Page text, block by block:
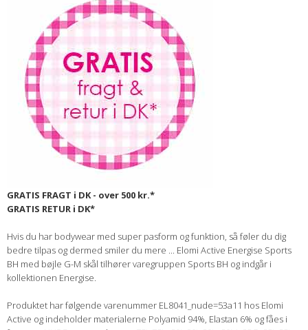
GRATIS FRAGT i DK - over 500 kr.*
GRATIS RETUR i DK*
Hvis du har bodywear med super pasform og funktion, så føler du dig
bedre tilpas og dermed smiler du mere ... Elomi Active Energise Sports
BH med bøjle G-M skål tilhører varegruppen Sports BH og indgår i
kollektionen Energise.
Produktet har følgende varenummer EL8041_nude=53a11 hos Elomi
Active og indeholder materialerne Polyamid 94%, Elastan 6% og fåes i